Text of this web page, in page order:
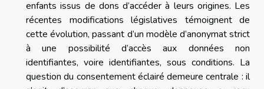
enfants issus de dons d’accéder à leurs origines. Les
récentes modifications législatives témoignent de
cette évolution, passant d’un modèle d’anonymat strict
à une possibilité d’accès aux données non
identifiantes, voire identifiantes, sous conditions. La
question du consentement éclairé demeure centrale : il